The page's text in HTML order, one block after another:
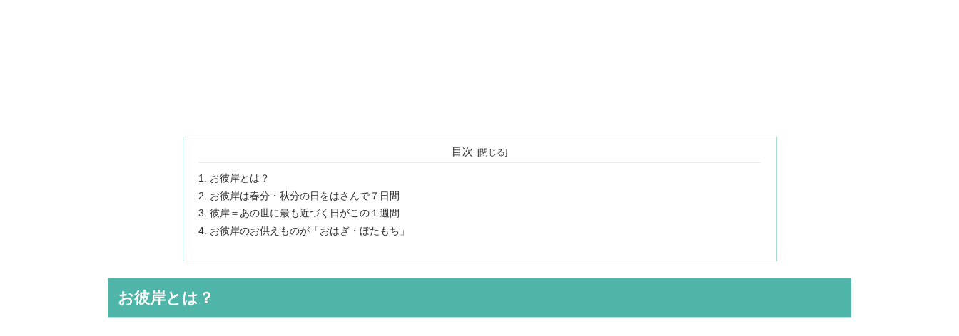
目次
お彼岸とは？
お彼岸は春分・秋分の日をはさんで７日間
彼岸＝あの世に最も近づく日がこの１週間
お彼岸のお供えものが「おはぎ・ぼたもち」
お彼岸とは？